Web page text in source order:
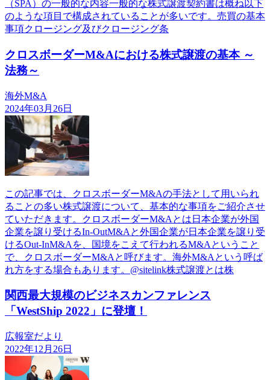
（SPA）の一般的な内容一般的な株式譲渡契約書は概ね以下
のような項目で構成されていることが多いです。売買の基本
事項クロージング及びクロージング条
クロスボーダーM&Aにおける株式譲渡の基本 ～
法務～
海外M&A
2024年03月26日
この記事では、クロスボーダーM&Aの手法として用いられ
ることの多い株式譲渡について、基本的な事項をご紹介させ
ていただきます。クロスボーダーM&Aとは日本企業が外国
企業を譲り受けるIn-OutM&Aと外国企業が日本企業を譲り受
けるOut-InM&Aを、国境をこえて行われるM&Aということ
で、クロスボーダーM&Aと呼びます。海外M&Aという呼ば
れ方をする場合もあります。@sitelink株式譲渡とは株
関西最大規模のビジネスカンファレンス
「WestShip 2022」に登壇！
広報室だより
2022年12月26日